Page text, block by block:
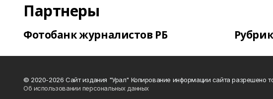
Партнеры
Фотобанк журналистов РБ
© 2020-2026 Сайт издания "Урал" Копирование информации сайта разрешено
Об использовании персональных данных